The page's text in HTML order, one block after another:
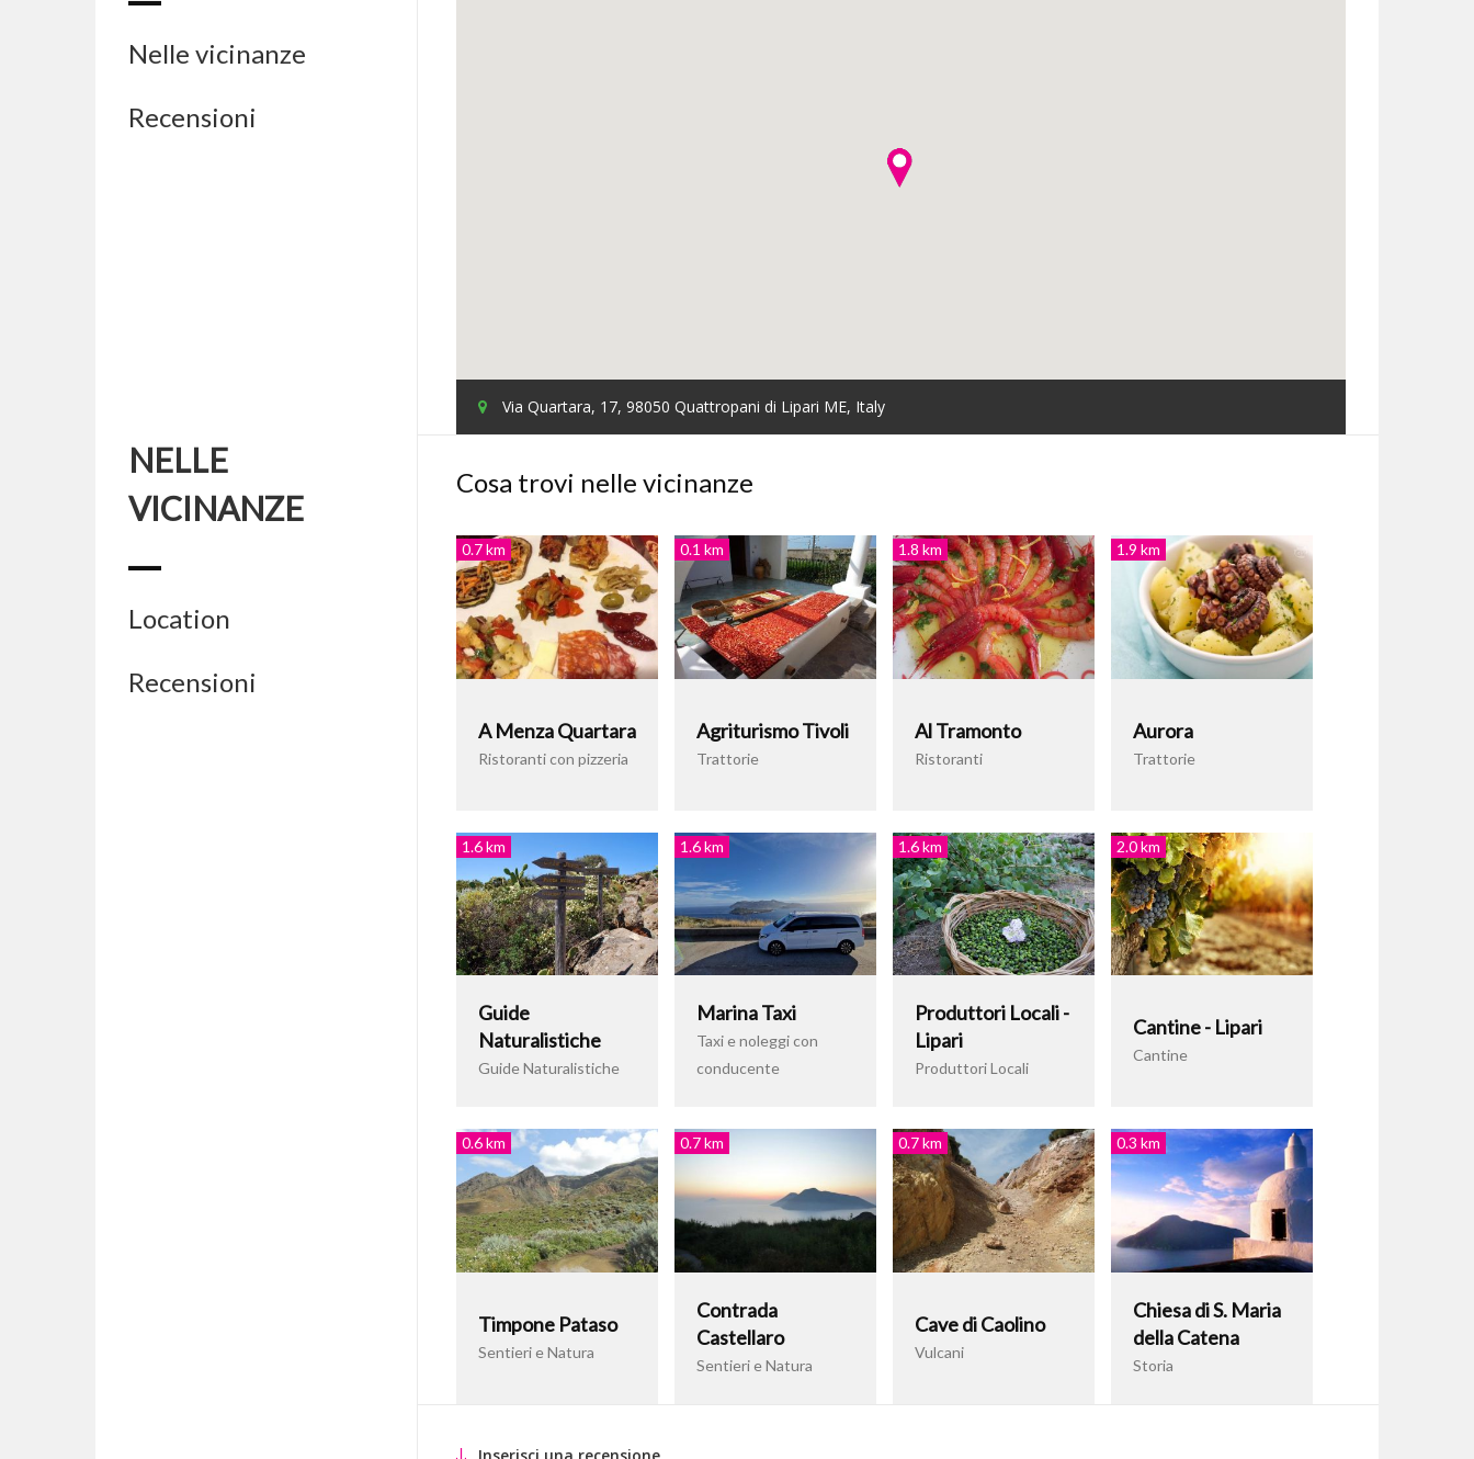
Nelle vicinanze
Recensioni
Via Quartara, 17, 98050 Quattropani di Lipari ME, Italy
NELLE
VICINANZE
Location
Recensioni
Cosa trovi nelle vicinanze
0.7 km
A Menza Quartara
Ristoranti con pizzeria
0.1 km
Agriturismo Tivoli
Trattorie
1.8 km
Al Tramonto
Ristoranti
1.9 km
Aurora
Trattorie
1.6 km
Guide
Naturalistiche
Guide Naturalistiche
1.6 km
Marina Taxi
Taxi e noleggi con
conducente
1.6 km
Produttori Locali -
Lipari
Produttori Locali
2.0 km
Cantine - Lipari
Cantine
0.6 km
Timpone Pataso
Sentieri e Natura
0.7 km
Contrada
Castellaro
Sentieri e Natura
0.7 km
Cave di Caolino
Vulcani
0.3 km
Chiesa di S. Maria
della Catena
Storia